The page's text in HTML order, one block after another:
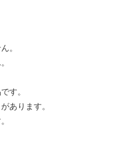
。
す。
あります。